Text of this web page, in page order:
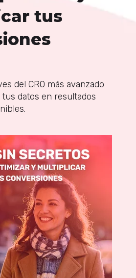
tus
del CRO más avanzado
datos en resultados